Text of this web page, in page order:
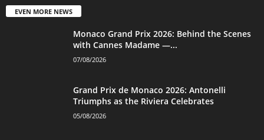
EVEN MORE NEWS
Monaco Grand Prix 2026: Behind the Scenes
with Cannes Madame —...
07/08/2026
Grand Prix de Monaco 2026: Antonelli
Triumphs as the Riviera Celebrates
05/08/2026